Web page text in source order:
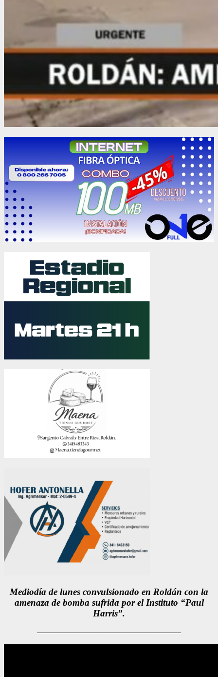
Mediodía de lunes convulsionado en Roldán con la
amenaza de bomba sufrida por el Instituto “Paul
Harris”.
——————————————————–